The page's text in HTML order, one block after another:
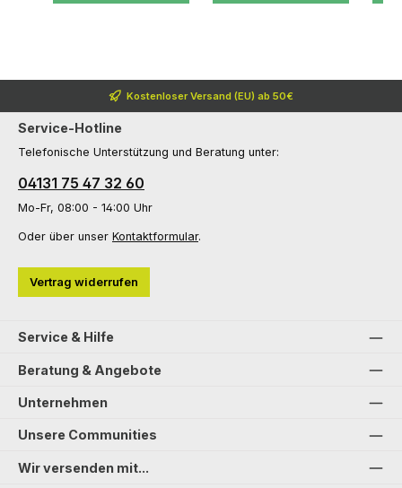
Kostenloser Versand (EU) ab 50€
Service-Hotline
Telefonische Unterstützung und Beratung unter:
04131 75 47 32 60
Mo-Fr, 08:00 - 14:00 Uhr
Oder über unser Kontaktformular.
Vertrag widerrufen
Service & Hilfe
Beratung & Angebote
Unternehmen
Unsere Communities
Wir versenden mit...